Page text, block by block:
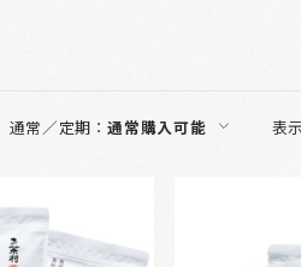
通常／定期：通常購入可能 表